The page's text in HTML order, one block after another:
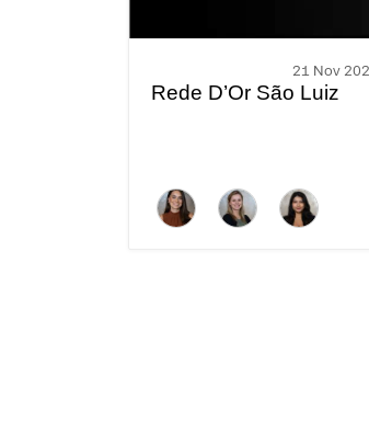
21 Nov
Rede D’Or São Luiz